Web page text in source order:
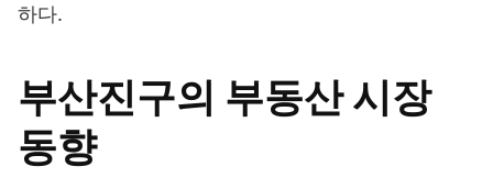
하다.
부산진구의 부동산 시장
동향